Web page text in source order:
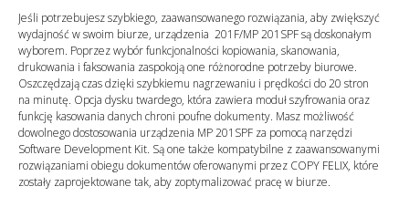
Jeśli potrzebujesz szybkiego, zaawansowanego rozwiązania, aby zwiększyć
wydajność w swoim biurze, urządzenia 201F/MP 201SPF są doskonałym
wyborem. Poprzez wybór funkcjonalności kopiowania, skanowania,
drukowania i faksowania zaspokoją one różnorodne potrzeby biurowe.
Oszczędzają czas dzięki szybkiemu nagrzewaniu i prędkości do 20 stron
na minutę. Opcja dysku twardego, która zawiera moduł szyfrowania oraz
funkcję kasowania danych chroni poufne dokumenty. Masz możliwość
dowolnego dostosowania urządzenia MP 201SPF za pomocą narzędzi
Software Development Kit. Są one także kompatybilne z zaawansowanymi
rozwiązaniami obiegu dokumentów oferowanymi przez COPY FELIX, które
zostały zaprojektowane tak, aby zoptymalizować pracę w biurze.